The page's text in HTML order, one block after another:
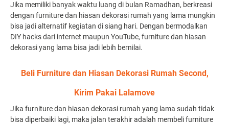
Jika memiliki banyak waktu luang di bulan Ramadhan, berkreasi
dengan furniture dan hiasan dekorasi rumah yang lama mungkin
bisa jadi alternatif kegiatan di siang hari. Dengan bermodalkan
DIY hacks dari internet maupun YouTube, furniture dan hiasan
dekorasi yang lama bisa jadi lebih bernilai.
Beli Furniture dan Hiasan Dekorasi Rumah Second,
Kirim Pakai Lalamove
Jika furniture dan hiasan dekorasi rumah yang lama sudah tidak
bisa diperbaiki lagi, maka jalan terakhir adalah membeli furniture